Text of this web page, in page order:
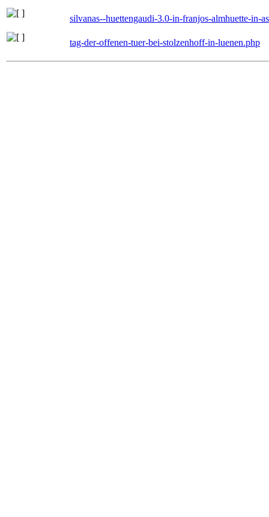
silvanas--huettengaudi-3.0-in-franjos-almhuette-in-
tag-der-offenen-tuer-bei-stolzenhoff-in-luenen.php